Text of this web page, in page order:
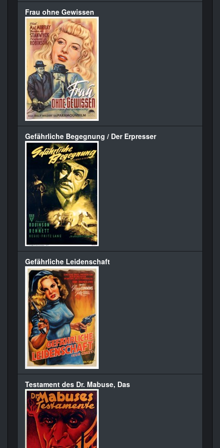
Frau ohne Gewissen
Gefährliche Begegnung / Der Erpresser
Gefährliche Leidenschaft
Testament des Dr. Mabuse, Das